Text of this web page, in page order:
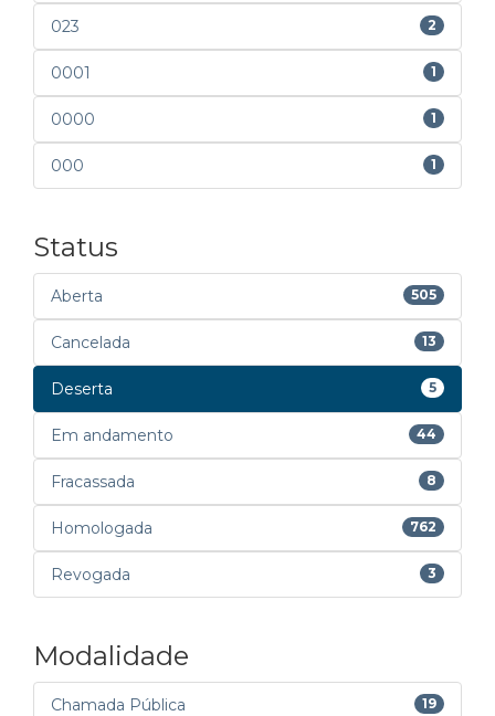
023 2
0001 1
0000 1
000 1
Status
Aberta 505
Cancelada 13
Deserta 5
Em andamento 44
Fracassada 8
Homologada 762
Revogada 3
Modalidade
Chamada Pública 19